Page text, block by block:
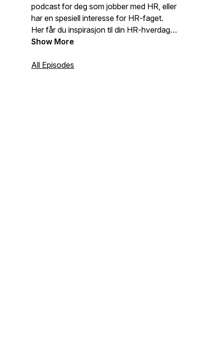
podcast for deg som jobber med HR, eller
har en spesiell interesse for HR-faget.
Her får du inspirasjon til din HR-hverdag
med aktuelle tips fra fageksperter og
virksomheter.
Show More
All Episodes